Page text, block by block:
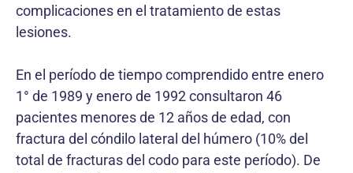
complicaciones en el tratamiento de estas
lesiones.
En el período de tiempo comprendido entre enero
1° de 1989 y enero de 1992 consultaron 46
pacientes menores de 12 años de edad, con
fractura del cóndilo lateral del húmero (10% del
total de fracturas del codo para este período). De